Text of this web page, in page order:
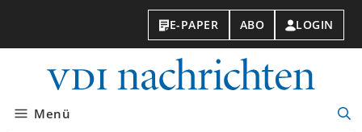
E-PAPER ABO LOGIN
Menü